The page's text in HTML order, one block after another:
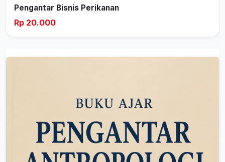
Pengantar Bisnis Perikanan
Rp 20.000